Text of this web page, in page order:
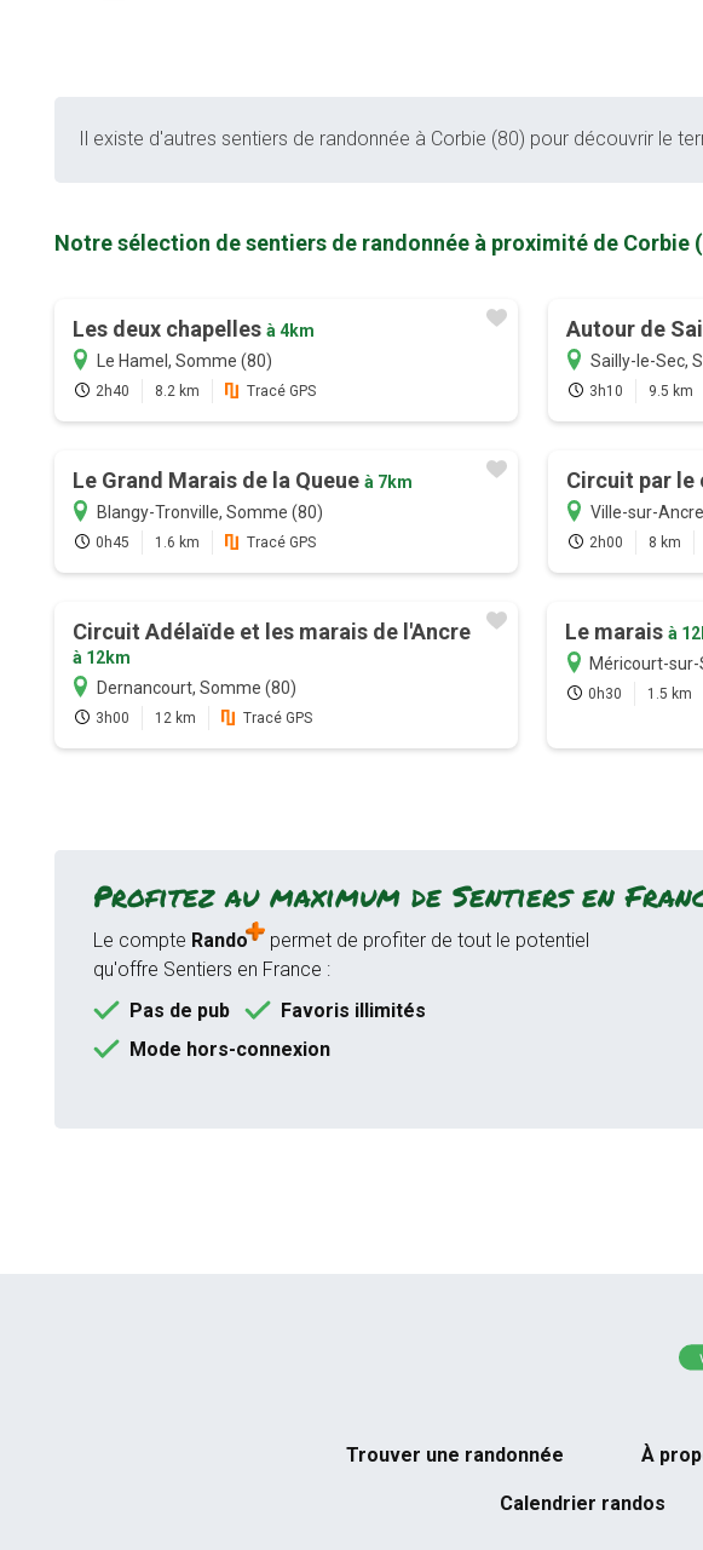
Il existe d'autres sentiers de randonnée à Corbie (80) pour découvrir le
Notre sélection de sentiers de randonnée à proximité de Corbie
Les deux chapelles à 4km
Le Hamel, Somme (80)
2h40 8.2 km Tracé GPS
Autour de
Sailly-le-Sec,
3h10 9.5 km
Le Grand Marais de la Queue à 7km
Blangy-Tronville, Somme (80)
0h45 1.6 km Tracé GPS
Circuit par le
Ville-sur-
2h00 8 km
Circuit Adélaïde et les marais de l'Ancre
à 12km
Dernancourt, Somme (80)
3h00 12 km Tracé GPS
Le maraisà
Méricourt-
0h30 1.5 km
Profitez au maximum de Sentiers en
Le compte Rando
permet de profiter de tout le potentiel
qu'offre Sentiers en France :
Pas de pub
Favoris illimités
Mode hors-connexion
Trouver une randonnée À
Calendrier randos